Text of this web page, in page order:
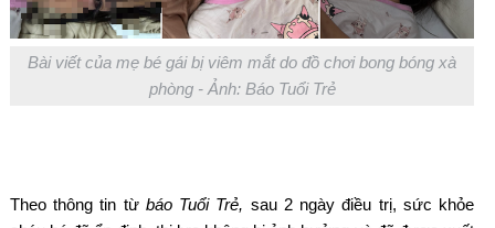
Bài viết của mẹ bé gái bị viêm mắt do đồ chơi bong bóng xà
phòng - Ảnh: Báo Tuổi Trẻ
Theo thông tin từ báo Tuổi Trẻ, sau 2 ngày điều trị, sức khỏe